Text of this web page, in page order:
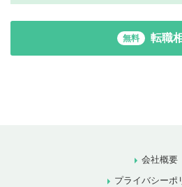
無料 転職
会社概要
プライバシーポ